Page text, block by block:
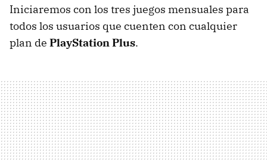
Iniciaremos con los tres juegos mensuales para
todos los usuarios que cuenten con cualquier
plan de PlayStation Plus.